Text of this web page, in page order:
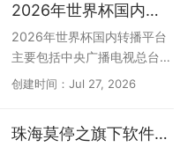
图等多种图形，如甘特图、鱼
骨图、组织架构图、时间轴
等，还可智能分析文档、图
片、网页、音频，生成脑图大
纲，支持风格自动美化，让你
图，提升工作和学习效率，请
的情况下精准输出，减少选字
打断思路的烦恼，尤其适合长
篇写作和需要盲打的办公场
景。如今主流的电脑五笔输入
步、五笔拼音混输等新功能，
2026年世界杯国内转播平台
2026年世界杯国内转播平台
主要包括中央广播电视总台
（央视）、中国移动咪咕以及
和小红书获授新媒体转播权，
创建时间：Jul 27, 2026
珠海莫停之旗下软件合集